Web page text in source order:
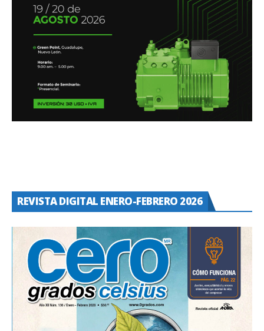
REVISTA DIGITAL ENERO-FEBRERO 2026